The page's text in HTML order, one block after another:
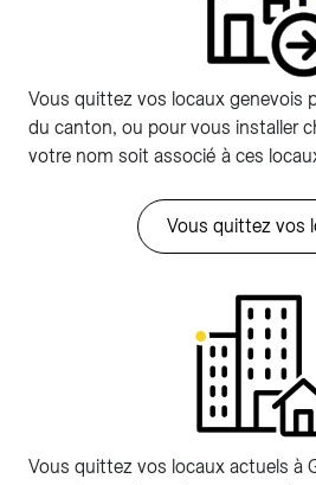
Vous quittez vos locaux genevois
du canton, ou pour vous installer
votre nom soit associé à ces
Vous quittez vos
Vous quittez vos locaux actuels à